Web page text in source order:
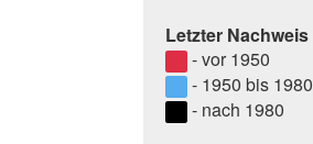
Letzter Nachweis
- vor 1950
- 1950 bis 1980
- nach 1980